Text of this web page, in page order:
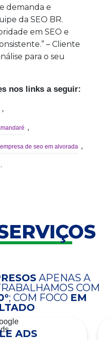
demanda e
da SEO BR.
em SEO e
– Cliente
para o seu
nos links a seguir:
,
,
empresa de seo em alvorada ,
.
APENAS A
COM
; COM FOCO EM
ADS